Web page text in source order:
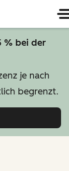
% bei der
je nach
begrenzt.